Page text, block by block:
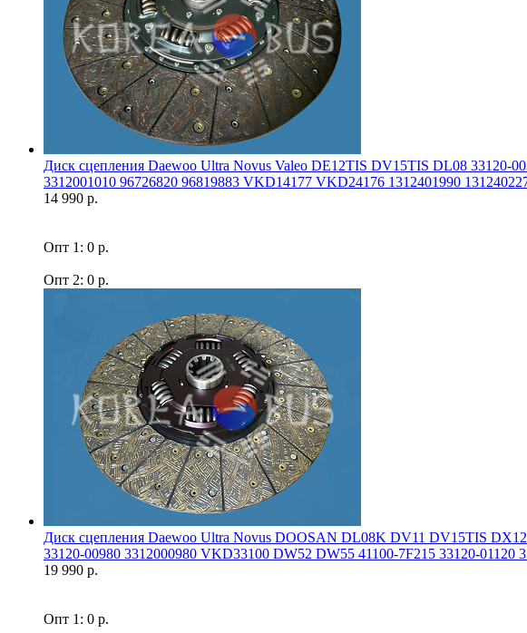
Диск сцепления Daewoo Ultra Novus Valeo DE12TIS DV15TIS DL08 33120-
3312001010 96726820 96819883 VKD14177 VKD24176 1312401990
14 990 р.
Опт 1: 0 р.
Опт 2: 0 р.
Диск сцепления Daewoo Ultra Novus DOOSAN DL08K DV11 DV15TIS
33120-00980 3312000980 VKD33100 DW52 DW55 41100-7F215 33120-01120
19 990 р.
Опт 1: 0 р.